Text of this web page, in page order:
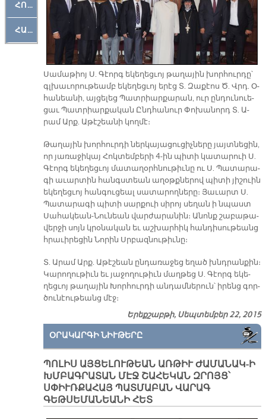
ՀՈԳԵՄՏԱՒՈՐ
ՀԱՐԹԱԿ
Սա­մա­թիոյ Ս. Գէորգ ե­կե­ղեց­ւոյ թա­ղա­յին խոր­հուր­դը՝
գլխա­ւո­րու­թեամբ ե­կե­ղեց­ւոյ ե­րէց Տ. Զա­քէոս Ծ. Վրդ. Օ­
հա­նեա­նի, այ­ցե­լեց Պատ­րիար­քա­րան, ուր ըն­դու­նո­ւե­
ցաւ Պատ­րիար­քա­կան Ընդ­հա­նուր Փո­խա­նորդ Տ. Ա­
րամ Արք­. Ա­թէ­շեա­նի կող­մէ։
Թա­ղա­յին խոր­հուր­դի ներ­կա­յա­ցու­ցիչ­նե­րը յայտ­նե­ցին,
որ յա­ռա­ջի­կայ Հոկ­տեմ­բե­րի 4-ին պի­տի կա­տա­րո­ւի Ս.
Գէորգ ե­կե­ղեց­ւոյ մա­տա­ղօրհ­նու­թիւ­նը ու Ս. Պա­տա­րա­
գի ա­ւար­տին հանգստեան ա­ղօթք­նե­րով պի­տի յի­շո­ւին
ե­կե­ղեց­ւոյ հան­գու­ցեալ սա­տա­րող­նե­րը։ Յա­ւարտ Ս.
Պա­տա­րա­գի պի­տի սար­քո­ւի սի­րոյ սե­ղան ի նպաստ
Սա­հա­կեան-Նու­նեան վար­ժա­րա­նին։ Ա­նոնք շա­բա­թա­
վեր­ջի սոյն կրօ­նա­կան եւ աշ­խար­հիկ հան­դի­սու­թեանց
հրա­ւի­րե­ցին Նո­րին Սրբազ­նու­թիւ­նը։
Տ. Ա­րամ Արք. Ա­թէ­շեան ըն­դա­ռա­ջեց ե­ղած խնդրան­քին։
Կա­րո­ղու­թիւն եւ յա­ջո­ղու­թիւն մաղ­թեց Ս. Գէորգ ե­կե­
ղեց­ւոյ թա­ղա­յին Խոր­հուր­դի ան­դամ­նե­րուն՝ ի­րենց գոր­
ծու­նէու­թեանց մէ­ջ։
Երեքշաբթի, Սեպտեմբեր 22, 2015
ՕՐԱԿԱՐԳԻ ՆԻՒԹԵՐԸ
ՊՈԼԻՍ ԱՅՑԵԼՈՒԹԵԱՆ ԱՌԹԻՒ ԺԱՄԱՆԱԿ-Ի
ԽՄԲԱԳՐԱՏԱՆ ՄԷՋ ՇԱՀԵԿԱՆ ԶՐՈՅՑ՝
ՍՓԻՒՌՔԱՀԱՅ ՊԱՏՄԱԲԱՆ ՎԱՐԱԳ
ԳԵԹՍԵՄԱՆԵԱՆԻ ՀԵՏ